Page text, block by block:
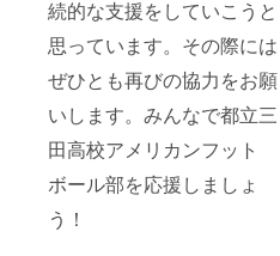
続的な支援をしていこうと
思っています。その際には
ぜひとも再びの協力をお願
いします。みんなで都立三
田高校アメリカンフット
ボール部を応援しましょ
う！